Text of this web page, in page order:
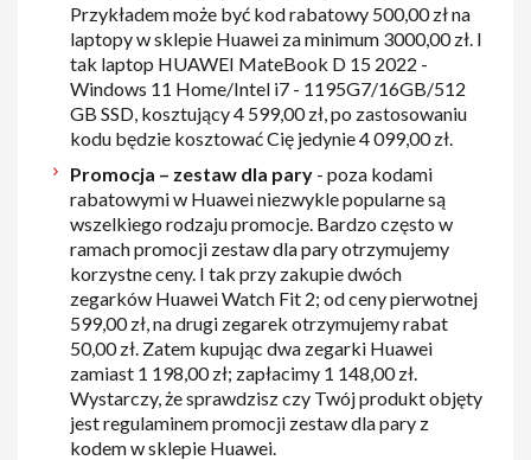
Przykładem może być kod rabatowy 500,00 zł na
laptopy w sklepie Huawei za minimum 3000,00 zł. I
tak laptop HUAWEI MateBook D 15 2022 -
Windows 11 Home/Intel i7 - 1195G7/16GB/512
GB SSD, kosztujący 4 599,00 zł, po zastosowaniu
kodu będzie kosztować Cię jedynie 4 099,00 zł.
Promocja – zestaw dla pary- poza kodami
rabatowymi w Huawei niezwykle popularne są
wszelkiego rodzaju promocje. Bardzo często w
ramach promocji zestaw dla pary otrzymujemy
korzystne ceny. I tak przy zakupie dwóch
zegarków Huawei Watch Fit 2; od ceny pierwotnej
599,00 zł, na drugi zegarek otrzymujemy rabat
50,00 zł. Zatem kupując dwa zegarki Huawei
zamiast 1 198,00 zł; zapłacimy 1 148,00 zł.
Wystarczy, że sprawdzisz czy Twój produkt objęty
jest regulaminem promocji zestaw dla pary z
kodem w sklepie Huawei.